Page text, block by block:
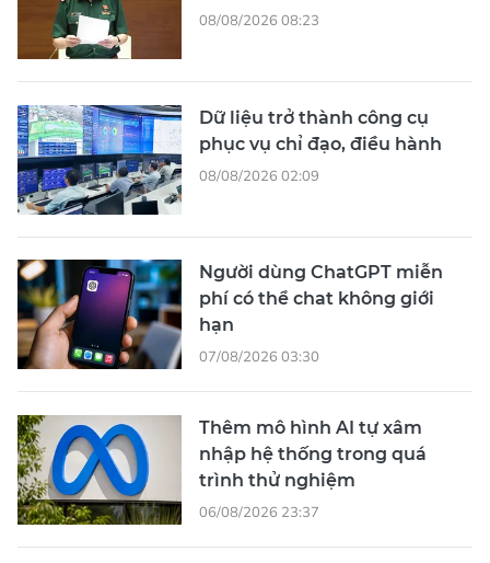
08/08/2026 08:23
Dữ liệu trở thành công cụ
phục vụ chỉ đạo, điều hành
08/08/2026 02:09
Người dùng ChatGPT miễn
phí có thể chat không giới
hạn
07/08/2026 03:30
Thêm mô hình AI tự xâm
nhập hệ thống trong quá
trình thử nghiệm
06/08/2026 23:37